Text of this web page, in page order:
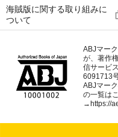
海賊版に関する取り組みに
ついて
ABJマー
が、著作
信サービ
6091713
ABJマー
の一覧は
→https://